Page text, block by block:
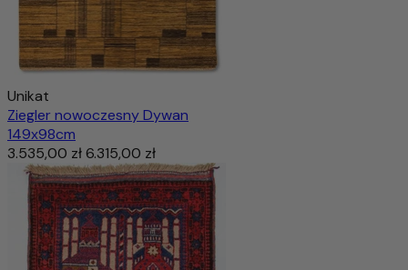
Unikat
Ziegler nowoczesny Dywan
149x98cm
3.535,00 zł6.315,00 zł